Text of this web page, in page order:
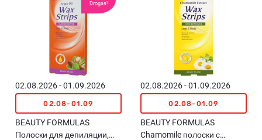
Drogas!
02.08.2026 - 01.09.2026
02.08-01.09
BEAUTY FORMULAS
Полоски для депиляции,
02.08.2026 - 01.09.2026
02.08-01.09
BEAUTY FORMULAS
Chamomile полоски с